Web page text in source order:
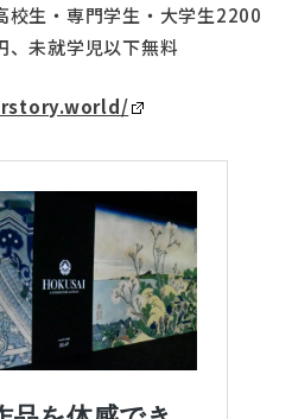
生・専門学生・大学生2200
、未就学児以下無料